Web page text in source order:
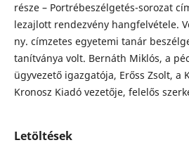
része – Portrébeszélgetés-sorozat
lezajlott rendezvény hangfelvétele.
ny. címzetes egyetemi tanár
tanítványa volt. Bernáth Miklós, a
ügyvezető igazgatója, Erőss Zsolt, a
Kronosz Kiadó vezetője, felelős
Letöltések